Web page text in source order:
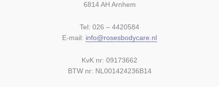
6814 AH Arnhem
Tel: 026 – 4420584
E-mail: info@rosesbodycare.nl
KvK nr: 09173662
BTW nr: NL001424236B14